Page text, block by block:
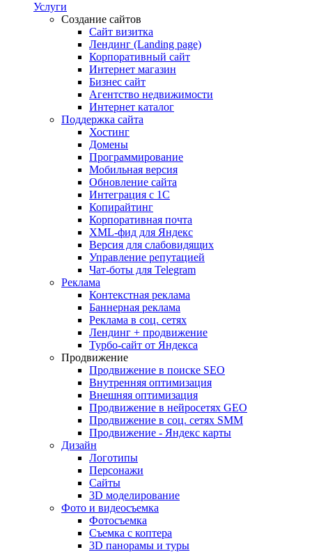
Услуги
Создание сайтов
Сайт визитка
Лендинг (Landing page)
Корпоративный сайт
Интернет магазин
Бизнес сайт
Агентство недвижимости
Интернет каталог
Поддержка сайта
Хостинг
Домены
Программирование
Мобильная версия
Обновление сайта
Интеграция с 1С
Копирайтинг
Корпоративная почта
XML-фид для Яндекс
Версия для слабовидящих
Управление репутацией
Чат-боты для Telegram
Реклама
Контекстная реклама
Баннерная реклама
Реклама в соц. сетях
Лендинг + продвижение
Турбо-сайт от Яндекса
Продвижение
Продвижение в поиске SEO
Внутренняя оптимизация
Внешняя оптимизация
Продвижение в нейросетях GEO
Продвижение в соц. сетях SMM
Продвижение - Яндекс карты
Дизайн
Логотипы
Персонажи
Сайты
3D моделирование
Фото и видеосъемка
Фотосъемка
Съемка с коптера
3D панорамы и туры